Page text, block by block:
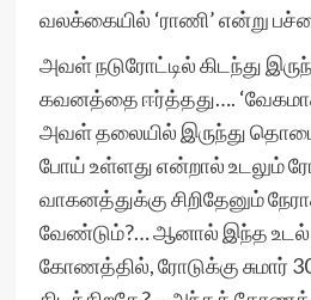
வலக்கையில் ‘ராணி’ என்று
அவள் நடுரோட்டில் கிடந்து
கவனத்தை ஈர்த்தது….
அவள் தலையில் இருந்து தொடை
போய் உள்ளது என்றால் உடலும்
வாகனத்துக்கு சிறிதேனும்
வேண்டும்?… ஆனால் இந்த உடல்
கோணத்தில், ரோடுக்கு சுமார்